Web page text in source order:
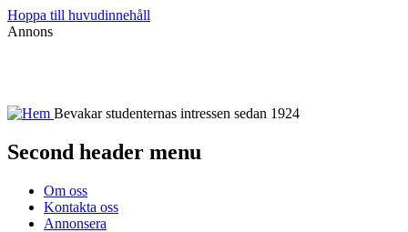
Hoppa till huvudinnehåll
Annons
Bevakar studenternas intressen sedan 1924
Second header menu
Om oss
Kontakta oss
Annonsera